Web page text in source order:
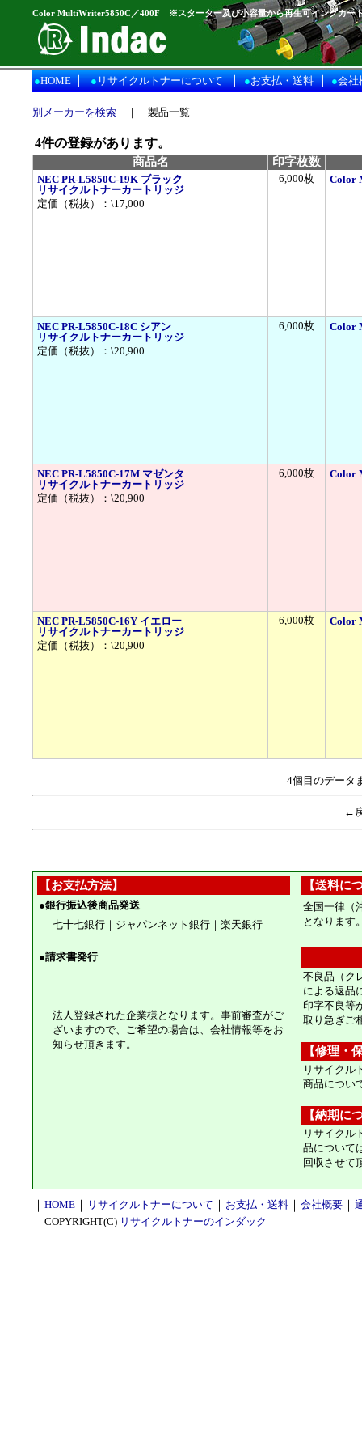
Color MultiWriter5850C／400F ※スターター及び小容量から再生可インクカー
●HOME｜ ●リサイクルトナーについて ｜ ●お支払・送料 ｜ ●会社
別メーカーを検索 ｜ 製品一覧
4件の登録があります。
商品名 印字枚数
NEC PR-L5850C-19K ブラック
リサイクルトナーカートリッジ
定価（税抜）：\17,000
6,000枚 Color
NEC PR-L5850C-18C シアン
リサイクルトナーカートリッジ
定価（税抜）：\20,900
6,000枚 Color
NEC PR-L5850C-17M マゼンタ
リサイクルトナーカートリッジ
定価（税抜）：\20,900
6,000枚 Color
NEC PR-L5850C-16Y イエロー
リサイクルトナーカートリッジ
定価（税抜）：\20,900
6,000枚 Color
4個目のデータ
←
【お支払方法】 【送料に
●銀行振込後商品発送
全国一律（
となります
七十七銀行｜ジャパンネット銀行｜楽天銀行
●請求書発行
法人登録された企業様となります。事前審査がご
ざいますので、ご希望の場合は、会社情報等をお
知らせ頂きます。
不良品（ク
による返品
印字不良等
取り急ぎご
【修理・
リサイクル
商品につい
【納期に
リサイクル
品について
回収させて
HOME リサイクルトナーについて お支払・送料 会社概要
COPYRIGHT(C) リサイクルトナーのインダック